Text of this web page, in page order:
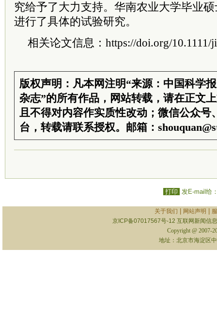
究给予了大力支持。华南农业大学毕业
进行了具体的试验研究。
相关论文信息：https://doi.org/10.1111/
版权声明：凡本网注明“来源：中国科学
杂志”的所有作品，网站转载，请在正文
且不得对内容作实质性改动；微信公众号
台，转载请联系授权。邮箱：
打印 发E-mail给
关于我们 网站声明
京ICP备07017567号-12 互联网新闻信
Copyright @ 2007-
地址：北京市海淀区